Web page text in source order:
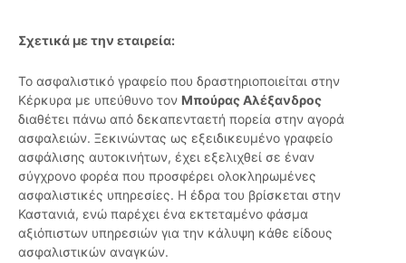
Σχετικά με την εταιρεία:
Το ασφαλιστικό γραφείο που δραστηριοποιείται στην
Κέρκυρα με υπεύθυνο τον Μπούρας Αλέξανδρος
διαθέτει πάνω από δεκαπενταετή πορεία στην αγορά
ασφαλειών. Ξεκινώντας ως εξειδικευμένο γραφείο
ασφάλισης αυτοκινήτων, έχει εξελιχθεί σε έναν
σύγχρονο φορέα που προσφέρει ολοκληρωμένες
ασφαλιστικές υπηρεσίες. Η έδρα του βρίσκεται στην
Καστανιά, ενώ παρέχει ένα εκτεταμένο φάσμα
αξιόπιστων υπηρεσιών για την κάλυψη κάθε είδους
ασφαλιστικών αναγκών.